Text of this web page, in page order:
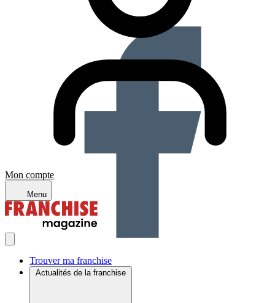
Mon compte
Menu
Trouver ma franchise
Actualités de la franchise